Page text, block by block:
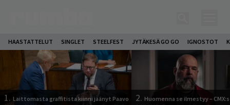
HAASTATTELUT SINGLET STEELFEST JYTÄKESÄ GO GO IGNOSTOT
1. Laittomasta graffitista kiinni jäänyt Paavo
2. Huomenna se ilmestyy –